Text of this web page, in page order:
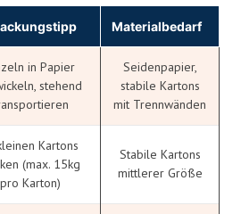
Materialbedarf
in Papier
stehend
Seidenpapier,
stabile Kartons
mit Trennwänden
Kartons
(max. 15kg
pro Karton)
Stabile Kartons
mittlerer Größe